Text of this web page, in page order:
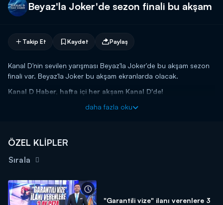
Beyaz'la Joker'de sezon finali bu akşam
Takip Et Kaydet Paylaş
Kanal D'nin sevilen yarışması Beyaz'la Joker'de bu akşam sezon
finali var. Beyaz'la Joker bu akşam ekranlarda olacak.
Kanal D Haber, hafta içi her akşam Kanal D'de!
daha fazla oku
ÖZEL KLİPLER
Sırala
"Garantili vize" ilanı verenlere 3